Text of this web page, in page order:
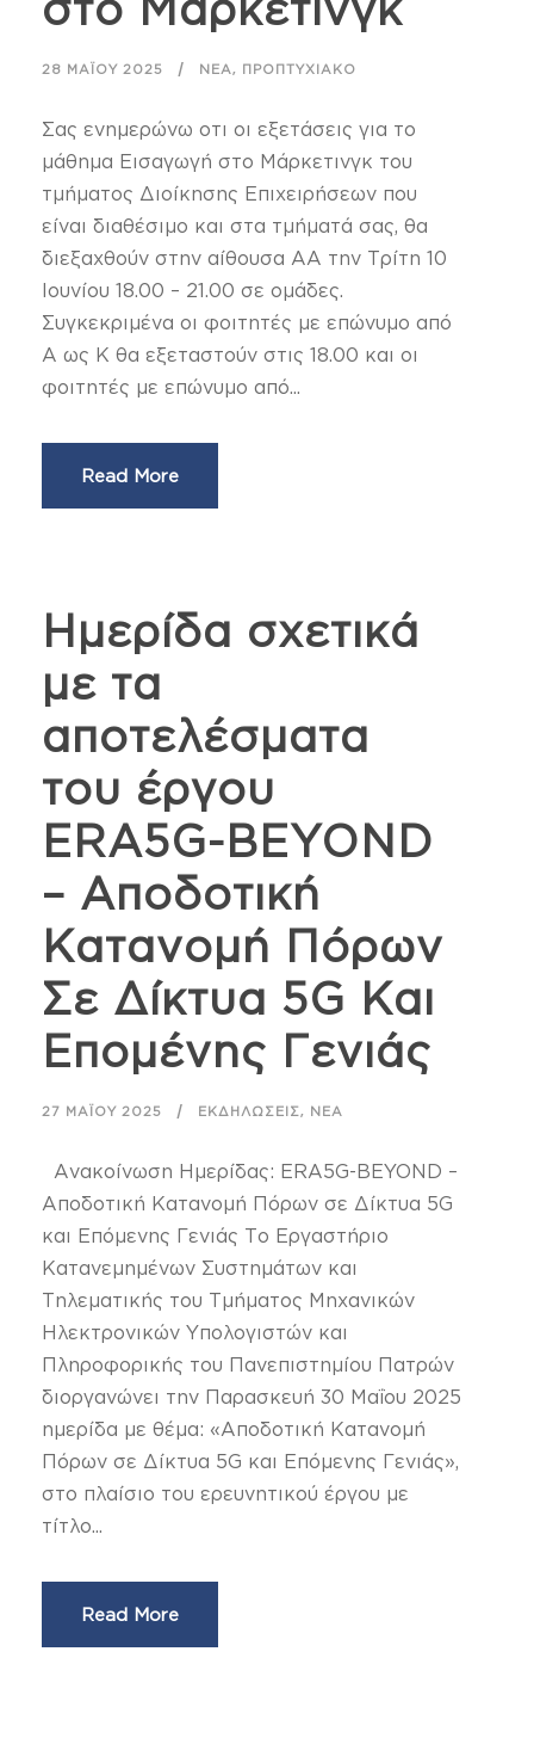
28 ΜΑΪ́ΟΥ 2025 ΝΈΑ, ΠΡΟΠΤΥΧΙΑΚΌ
Σας ενημερώνω οτι οι εξετάσεις για το
μάθημα Εισαγωγή στο Μάρκετινγκ του
τμήματος Διοίκησης Επιχειρήσεων που
είναι διαθέσιμο και στα τμήματά σας, θα
διεξαχθούν στην αίθουσα ΑΑ την Τρίτη 10
Ιουνίου 18.00 – 21.00 σε ομάδες.
Συγκεκριμένα οι φοιτητές με επώνυμο από
Α ως Κ θα εξεταστούν στις 18.00 και οι
φοιτητές με επώνυμο από...
Read More
Ημερίδα σχετικά
με τα
αποτελέσματα
του έργου
ERA5G-BEYOND
– Αποδοτική
Κατανομή Πόρων
Σε Δίκτυα 5G Και
Επομένης Γενιάς
27 ΜΑΪ́ΟΥ 2025 ΕΚΔΗΛΏΣΕΙΣ, ΝΈΑ
Ανακοίνωση Ημερίδας: ERA5G-BEYOND –
Αποδοτική Κατανομή Πόρων σε Δίκτυα 5G
και Επόμενης Γενιάς Το Εργαστήριο
Κατανεμημένων Συστημάτων και
Τηλεματικής του Τμήματος Μηχανικών
Ηλεκτρονικών Υπολογιστών και
Πληροφορικής του Πανεπιστημίου Πατρών
διοργανώνει την Παρασκευή 30 Μαΐου 2025
ημερίδα με θέμα: «Αποδοτική Κατανομή
Πόρων σε Δίκτυα 5G και Επόμενης Γενιάς»,
στο πλαίσιο του ερευνητικού έργου με
τίτλο...
Read More